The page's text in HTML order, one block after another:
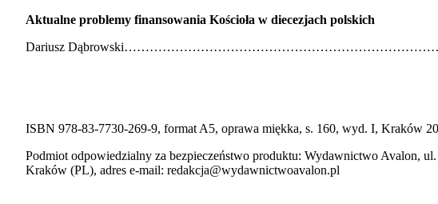
Aktualne problemy finansowania Kościoła w diecezjach polskich
Dariusz
ISBN 978-83-7730-269-9, format A5, oprawa miękka, s. 160, wyd. I, Kraków
Podmiot odpowiedzialny za bezpieczeństwo produktu: Wydawnictwo Avalon,
Kraków (PL), adres e-mail: redakcja@wydawnictwoavalon.pl